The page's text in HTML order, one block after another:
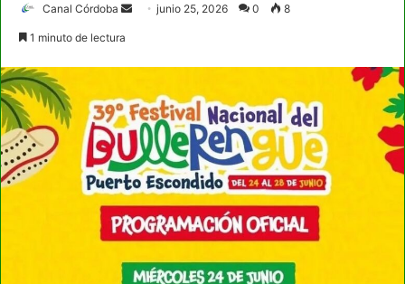
Canal Córdoba
Sendjunio 25, 2026 0 8
1 minuto de lectura